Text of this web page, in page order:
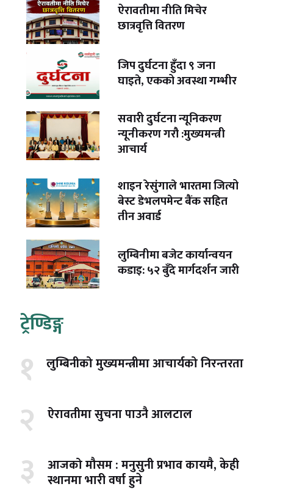
ऐरावतीमा नीति मिचेर
छात्रवृत्ति वितरण
जिप दुर्घटना हुँदा ९ जना
घाइते, एकको अवस्था गम्भीर
सवारी दुर्घटना न्यूनिकरण
न्यूनीकरण गरौ :मुख्यमन्त्री
आचार्य
शाइन रेसुंगाले भारतमा जित्यो
बेस्ट डेभलपमेन्ट बैंक सहित
तीन अवार्ड
लुम्बिनीमा बजेट कार्यान्वयन
कडाइ: ५२ बुँदे मार्गदर्शन जारी
ट्रेण्डिङ्ग
१ लुम्बिनीको मुख्यमन्त्रीमा आचार्यको निरन्तरता
२ ऐरावतीमा सुचना पाउनै आलटाल
३ आजको मौसम : मनुसुनी प्रभाव कायमै, केही
स्थानमा भारी वर्षा हुने